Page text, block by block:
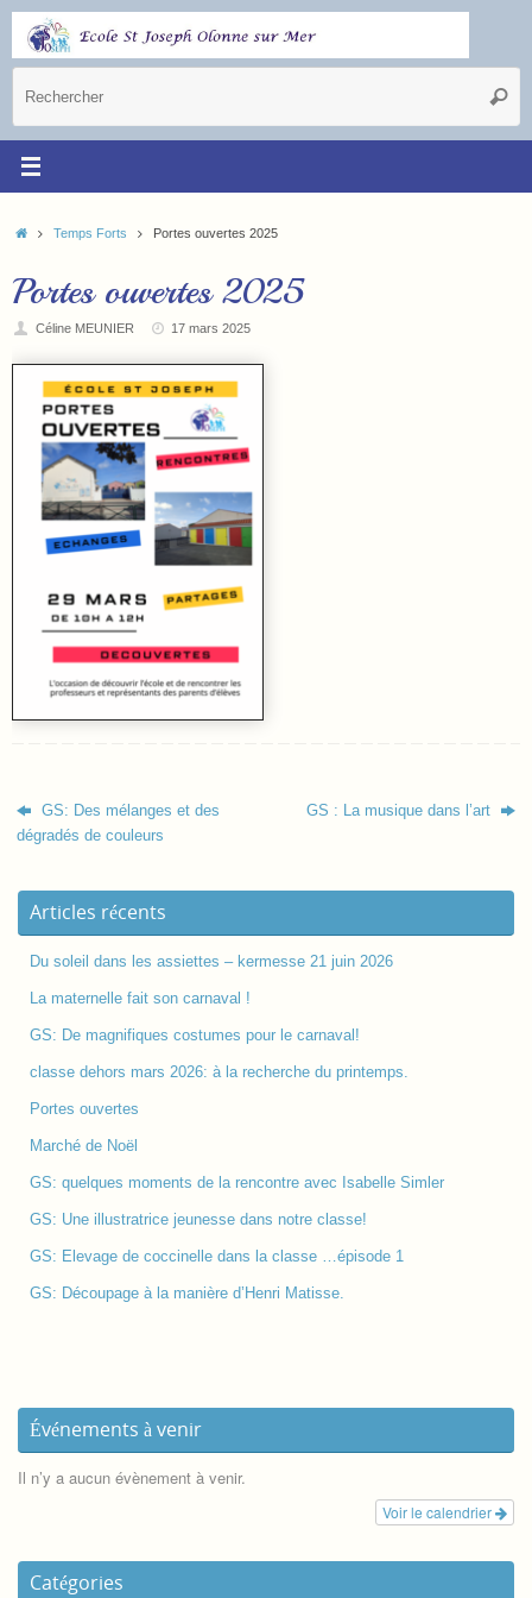
Temps Forts Portes ouvertes 2025
Portes ouvertes 2025
Céline MEUNIER 17 mars 2025
GS: Des mélanges et des
dégradés de couleurs
GS : La musique dans l’art
Articles récents
Du soleil dans les assiettes – kermesse 21 juin 2026
La maternelle fait son carnaval !
GS: De magnifiques costumes pour le carnaval!
classe dehors mars 2026: à la recherche du printemps.
Portes ouvertes
Marché de Noël
GS: quelques moments de la rencontre avec Isabelle Simler
GS: Une illustratrice jeunesse dans notre classe!
GS: Elevage de coccinelle dans la classe …épisode 1
GS: Découpage à la manière d’Henri Matisse.
Événements à venir
Il n’y a aucun évènement à venir.
Voir le calendrier
Catégories